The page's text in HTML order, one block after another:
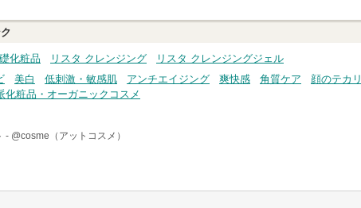
化粧品 リスタ クレンジング
リスタ クレンジングジェル
美白 低刺激・敏感肌 アンチエイジング 爽快感 角質ケア 顔のテカリ
化粧品・オーガニックコスメ
- @cosme（アットコスメ）